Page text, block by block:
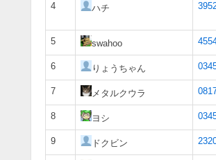
4 ハチ
5 swahoo
6 りょうちゃん
7 メタルクウラ
8 ヨシ
9 ドクビン